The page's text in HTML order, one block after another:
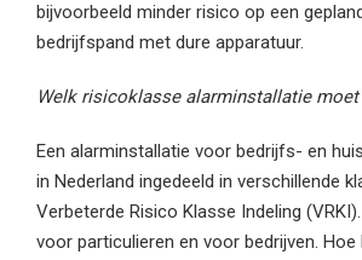
bijvoorbeeld minder risico op een
bedrijfspand met dure apparatuur.
Welk risicoklasse alarminstallatie moet
Een alarminstallatie voor bedrijfs- en
in Nederland ingedeeld in verschillende
Verbeterde Risico Klasse Indeling
voor particulieren en voor bedrijven. Hoe